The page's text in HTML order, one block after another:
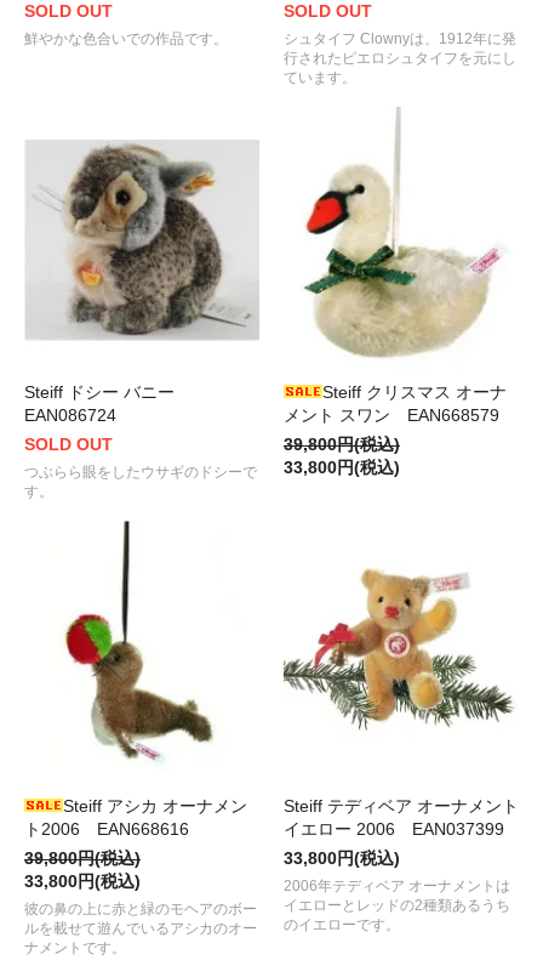
SOLD OUT
鮮やかな色合いでの作品です。
SOLD OUT
シュタイフ Clownyは、1912年に発
行されたピエロシュタイフを元にし
ています。
Steiff ドシー バニー
EAN086724
SOLD OUT
つぶらら眼をしたウサギのドシーで
す。
Steiff クリスマス オーナ
メント スワン EAN668579
39,800円(税込)
33,800円(税込)
Steiff アシカ オーナメン
ト2006 EAN668616
39,800円(税込)
33,800円(税込)
彼の鼻の上に赤と緑のモヘアのボー
ルを載せて遊んでいるアシカのオー
ナメントです。
Steiff テディベア オーナメント
イエロー 2006 EAN037399
33,800円(税込)
2006年テディベア オーナメントは
イエローとレッドの2種類あるうち
のイエローです。